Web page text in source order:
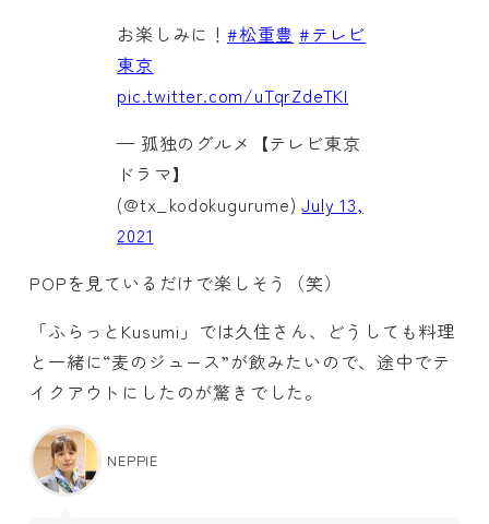
お楽しみに！ #松重豊 #テレビ
東京
pic.twitter.com/uTqrZdeTKI
— 孤独のグルメ【テレビ東京
ドラマ】
(@tx_kodokugurume)July 13,
2021
POPを見ているだけで楽しそう（笑）
「ふらっとKusumi」では久住さん、どうしても料理
と一緒に“麦のジュース”が飲みたいので、途中でテ
イクアウトにしたのが驚きでした。
NEPPIE